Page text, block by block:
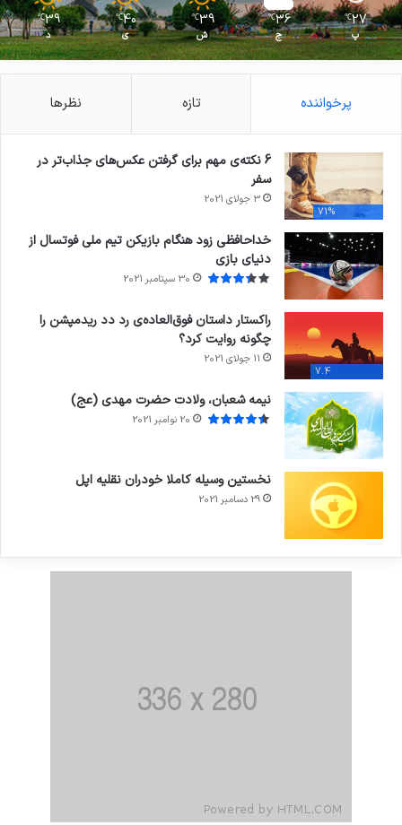
27
℃
پ
36
℃
ج
39
℃
ش
40
℃
ی
39
℃
د
پرخواننده تازه نظرها
71%
6 نکته‌ی مهم برای گرفتن عکس‌های جذاب‌تر در
سفر
3 جولای 2021
خداحافظی زود هنگام بازیکن تیم ملی فوتسال از
دنیای بازی
30 سپتامبر 2021
7.4
راکستار داستان فوق‌العاده‌ی رد دد ریدمپشن را
چگونه روایت کرد؟
11 جولای 2021
نیمه شعبان، ولادت حضرت مهدی (عج)
20 نوامبر 2021
نخستین وسیله کاملا خودران نقلیه اپل
29 دسامبر 2021